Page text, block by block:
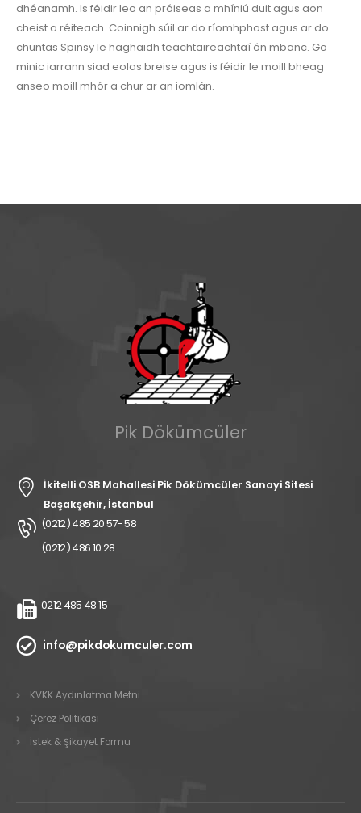
dhéanamh. Is féidir leo an próiseas a mhíniú duit agus aon
cheist a réiteach. Coinnigh súil ar do ríomhphost agus ar do
chuntas Spinsy le haghaidh teachtaireachtaí ón mbanc. Go
minic iarrann siad eolas breise agus is féidir le moill bheag
anseo moill mhór a chur ar an iomlán.
Pik Dökümcüler
İkitelli OSB Mahallesi Pik Dökümcüler Sanayi Sitesi
Başakşehir, İstanbul
(0212) 485 20 57- 58
(0212) 486 10 28
0212 485 48 15
info@pikdokumculer.com
KVKK Aydınlatma Metni
Çerez Politikası
İstek & Şikayet Formu